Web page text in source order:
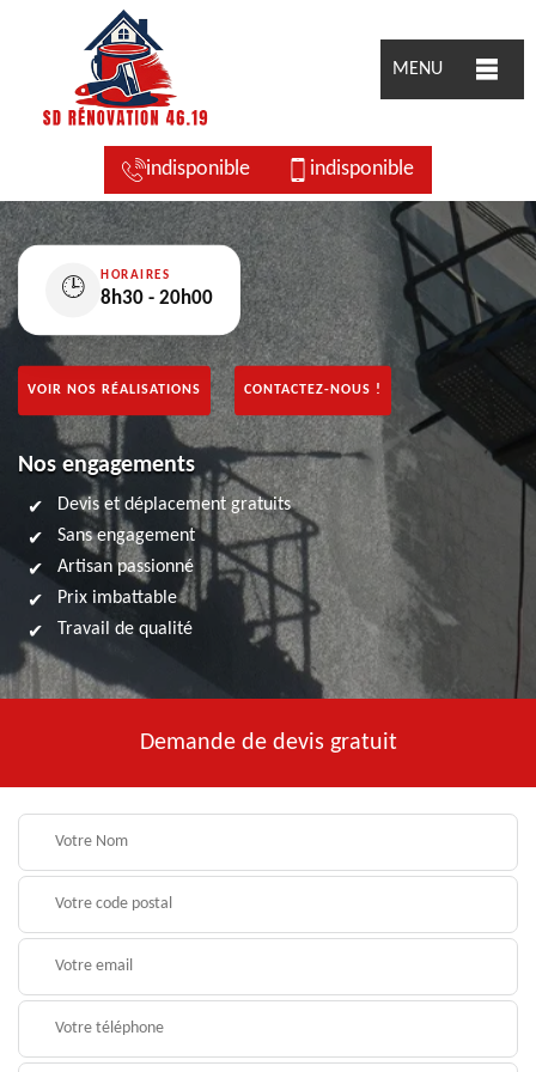
MENU
indisponible indisponible
🕒
HORAIRES
8h30 - 20h00
VOIR NOS RÉALISATIONS CONTACTEZ-NOUS !
Nos engagements
Devis et déplacement gratuits
Sans engagement
Artisan passionné
Prix imbattable
Travail de qualité
Demande de devis gratuit